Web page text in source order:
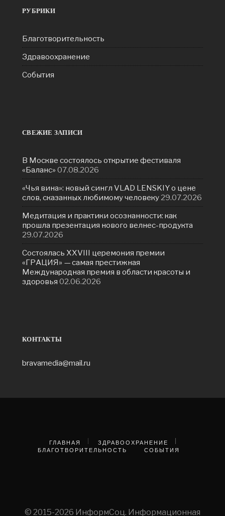
РУБРИКИ
Благотворительность
Здравоохранение
События
СВЕЖИЕ ЗАПИСИ
В Москве состоялось открытие фестиваля
«Баланс» 07.08.2026
«Чья вина»: новый сингл VLAD LENSKIY о цене
слов, сказанных любимому человеку29.07.2026
Медитация и практики осознанности: как
прошла презентация нового велнес-продукта
29.07.2026
Состоялась ХXVIII церемония премии
«ГРАЦИЯ» — самая престижная
Международная премия в области красоты и
здоровья 02.06.2026
КОНТАКТЫ
bravamedia@mail.ru
ГЛАВНАЯ
ЗДРАВООХРАНЕНИЕ
БЛАГОТВОРИТЕЛЬНОСТЬ
СОБЫТИЯ
© 2015-2026 ИнформСоц. Информационная